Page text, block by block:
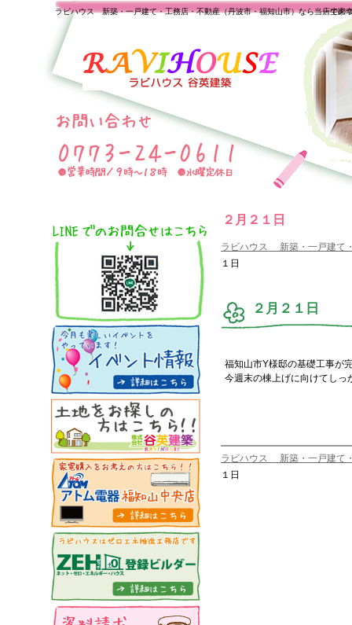
２月２１日
一生の
ラビハウス 新築・一戸建て・工務店・不動産（丹波市・福知山市）なら当店で家
ラビハウス 新築・一戸建て
１日
２月２１日
福知山市Y様邸の基礎工事が
今週末の棟上げに向けてしっ
ラビハウス 新築・一戸建て
１日